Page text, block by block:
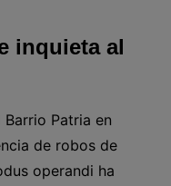
inquieta al
Patria en
de robos de
operandi ha